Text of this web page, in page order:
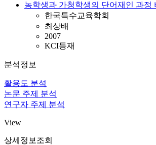
농학생과 가청학생의 단어재인 과정
한국특수교육학회
최상배
2007
KCI등재
분석정보
활용도 분석
논문 주제 분석
연구자 주제 분석
View
상세정보조회